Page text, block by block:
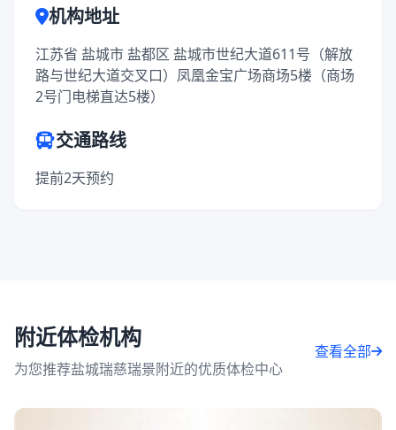
机构地址
江苏省 盐城市 盐都区 盐城市世纪大道611号（解放
路与世纪大道交叉口）凤凰金宝广场商场5楼（商场
2号门电梯直达5楼）
交通路线
提前2天预约
附近体检机构
为您推荐盐城瑞慈瑞景附近的优质体检中心
查看全部